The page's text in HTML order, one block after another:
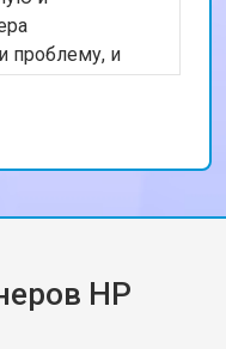
проблему, и
безупречно.
был
за вашу
HP